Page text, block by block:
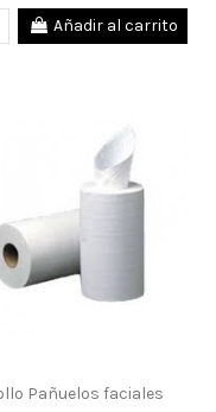
Añadir al carrito
Pañuelos faciales